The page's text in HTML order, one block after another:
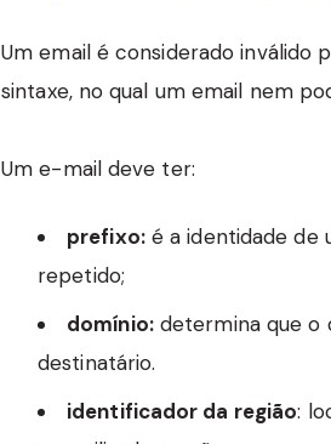
Um email é considerado inválido
sintaxe, no qual um email nem
Um e-mail deve ter:
prefixo:é a identidade de
repetido;
domínio:determina que o
destinatário.
identificador da região: